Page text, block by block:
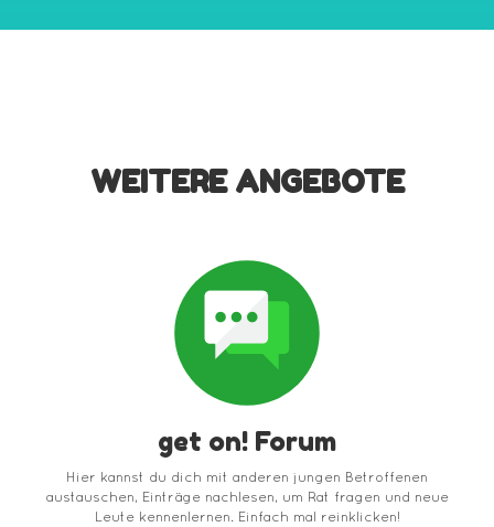
WEITERE ANGEBOTE
get on! Forum
Hier kannst du dich mit anderen jungen Betroffenen
austauschen, Einträge nachlesen, um Rat fragen und neue
Leute kennenlernen. Einfach mal reinklicken!